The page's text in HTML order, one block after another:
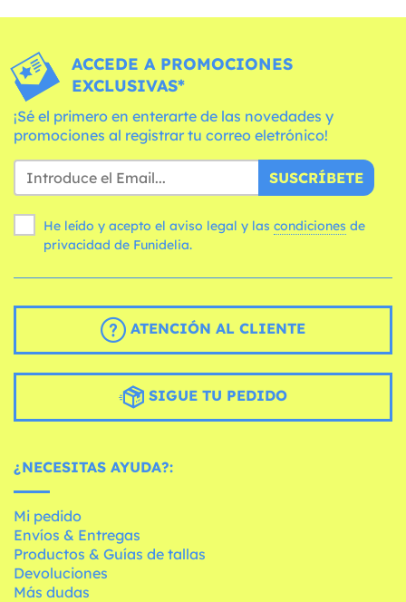
ACCEDE A PROMOCIONES
EXCLUSIVAS*
¡Sé el primero en enterarte de las novedades y
promociones al registrar tu correo eletrónico!
SUSCRÍBETE
He leído y acepto el aviso legal y las condiciones
privacidad de Funidelia.
ATENCIÓN AL CLIENTE
SIGUE TU PEDIDO
¿NECESITAS AYUDA?:
Mi pedido
Envíos & Entregas
Productos & Guías de tallas
Devoluciones
Más dudas